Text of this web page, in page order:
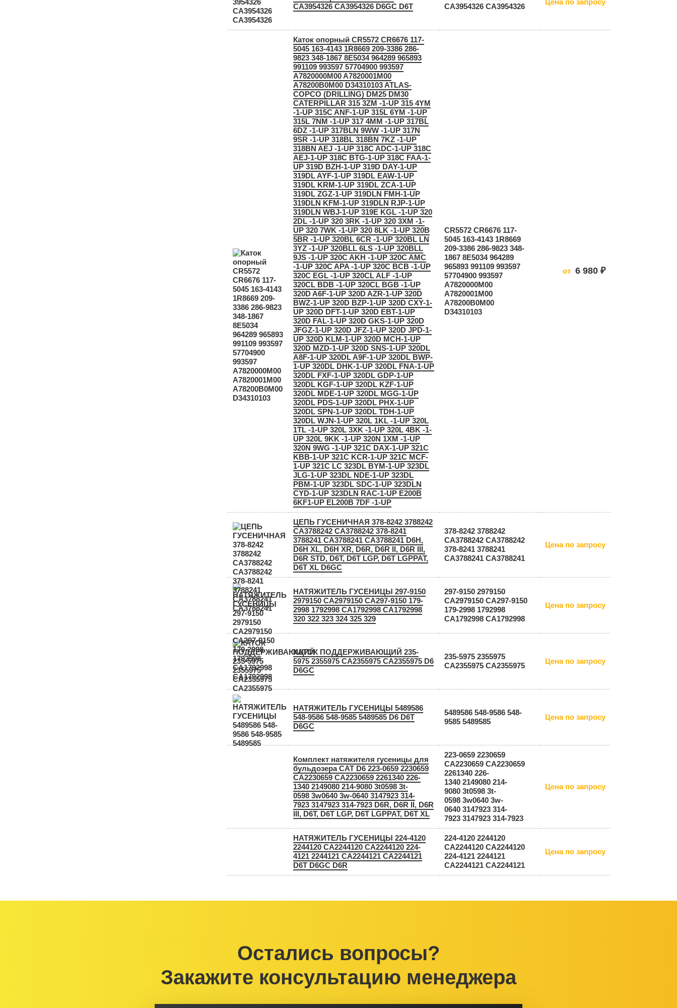
CA3954326 СА3954326 D6GC D6T
CA3954326 СА3954326
Каток опорный CR5572 CR6676 117-
5045 163-4143 1R8669 209-3386 286-
9823 348-1867 8E5034 964289 965893
991109 993597 57704900 993597
A7820000M00 A7820001M00
A78200B0M00 D34310103 ATLAS-
COPCO (DRILLING) DM25 DM30
CATERPILLAR 315 3ZM -1-UP 315 4YM
-1-UP 315C ANF-1-UP 315L 6YM -1-UP
315L 7NM -1-UP 317 4MM -1-UP 317BL
6DZ -1-UP 317BLN 9WW -1-UP 317N
9SR -1-UP 318BL 318BN 7KZ -1-UP
318BN AEJ -1-UP 318C ADC-1-UP 318C
AEJ-1-UP 318C BTG-1-UP 318C FAA-1-
UP 319D BZH-1-UP 319D DAY-1-UP
319DL AYF-1-UP 319DL EAW-1-UP
319DL KRM-1-UP 319DL ZCA-1-UP
319DL ZGZ-1-UP 319DLN FMH-1-UP
319DLN KFM-1-UP 319DLN RJP-1-UP
319DLN WBJ-1-UP 319E KGL -1-UP 320
2DL -1-UP 320 3RK -1-UP 320 3XM -1-
UP 320 7WK -1-UP 320 8LK -1-UP 320B
5BR -1-UP 320BL 6CR -1-UP 320BL LN
3YZ -1-UP 320BLL 6LS -1-UP 320BLL
9JS -1-UP 320C AKH -1-UP 320C AMC
-1-UP 320C APA -1-UP 320C BCB -1-UP
320C EGL -1-UP 320CL ALF -1-UP
320CL BDB -1-UP 320CL BGB -1-UP
320D A6F-1-UP 320D AZR-1-UP 320D
BWZ-1-UP 320D BZP-1-UP 320D CXY-1-
UP 320D DFT-1-UP 320D EBT-1-UP
320D FAL-1-UP 320D GKS-1-UP 320D
JFGZ-1-UP 320D JFZ-1-UP 320D JPD-1-
UP 320D KLM-1-UP 320D MCH-1-UP
320D MZD-1-UP 320D SNS-1-UP 320DL
A8F-1-UP 320DL A9F-1-UP 320DL BWP-
1-UP 320DL DHK-1-UP 320DL FNA-1-UP
320DL FXF-1-UP 320DL GDP-1-UP
320DL KGF-1-UP 320DL KZF-1-UP
320DL MDE-1-UP 320DL MGG-1-UP
320DL PDS-1-UP 320DL PHX-1-UP
320DL SPN-1-UP 320DL TDH-1-UP
320DL WJN-1-UP 320L 1KL -1-UP 320L
1TL -1-UP 320L 3XK -1-UP 320L 4BK -1-
UP 320L 9KK -1-UP 320N 1XM -1-UP
320N 9WG -1-UP 321C DAX-1-UP 321C
KBB-1-UP 321C KCR-1-UP 321C MCF-
1-UP 321C LC 323DL BYM-1-UP 323DL
JLG-1-UP 323DL NDE-1-UP 323DL
PBM-1-UP 323DL SDC-1-UP 323DLN
CYD-1-UP 323DLN RAC-1-UP E200B
6KF1-UP EL200B 7DF -1-UP
CR5572 CR6676 117-
5045 163-4143 1R8669
209-3386 286-9823 348-
1867 8E5034 964289
965893 991109 993597
57704900 993597
A7820000M00
A7820001M00
A78200B0M00
D34310103
от 6 980 ₽
ЦЕПЬ ГУСЕНИЧНАЯ 378-8242 3788242
CA3788242 СА3788242 378-8241
3788241 CA3788241 СА3788241 D6H,
D6H XL, D6H XR, D6R, D6R II, D6R III,
D6R STD, D6T, D6T LGP, D6T LGPPAT,
D6T XL D6GC
378-8242 3788242
CA3788242 СА3788242
378-8241 3788241
CA3788241 СА3788241
Цена по запросу
НАТЯЖИТЕЛЬ ГУСЕНИЦЫ 297-9150
2979150 CA2979150 СА297-9150 179-
2998 1792998 СА1792998 CA1792998
320 322 323 324 325 329
297-9150 2979150
CA2979150 СА297-9150
179-2998 1792998
СА1792998 CA1792998
Цена по запросу
КАТОК ПОДДЕРЖИВАЮЩИЙ 235-
5975 2355975 CA2355975 СА2355975 D6
D6GC
235-5975 2355975
CA2355975 СА2355975
Цена по запросу
НАТЯЖИТЕЛЬ ГУСЕНИЦЫ 5489586
548-9586 548-9585 5489585 D6 D6T
D6GC
5489586 548-9586 548-
9585 5489585
Цена по запросу
Комплект натяжителя гусеницы для
бульдозера CAT D6 223-0659 2230659
CA2230659 СА2230659 2261340 226-
1340 2149080 214-9080 3t0598 3t-
0598 3w0640 3w-0640 3147923 314-
7923 3147923 314-7923 D6R, D6R II, D6R
III, D6T, D6T LGP, D6T LGPPAT, D6T XL
223-0659 2230659
CA2230659 СА2230659
2261340 226-
1340 2149080 214-
9080 3t0598 3t-
0598 3w0640 3w-
0640 3147923 314-
7923 3147923 314-7923
Цена по запросу
НАТЯЖИТЕЛЬ ГУСЕНИЦЫ 224-4120
2244120 CA2244120 СА2244120 224-
4121 2244121 CA2244121 СА2244121
D6T D6GC D6R
224-4120 2244120
CA2244120 СА2244120
224-4121 2244121
CA2244121 СА2244121
Цена по запросу
Остались вопросы?
Закажите консультацию менеджера